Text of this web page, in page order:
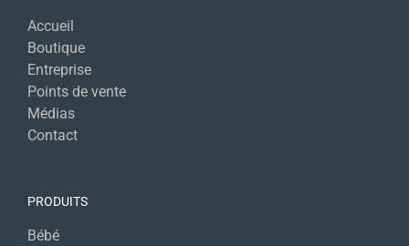
Accueil
Boutique
Entreprise
Points de vente
Médias
Contact
PRODUITS
Bébé